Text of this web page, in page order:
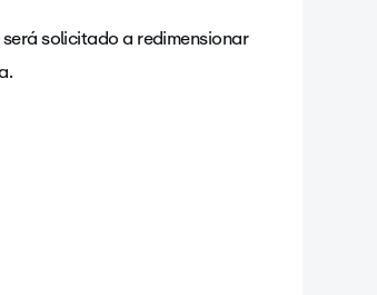
solicitado a redimensionar